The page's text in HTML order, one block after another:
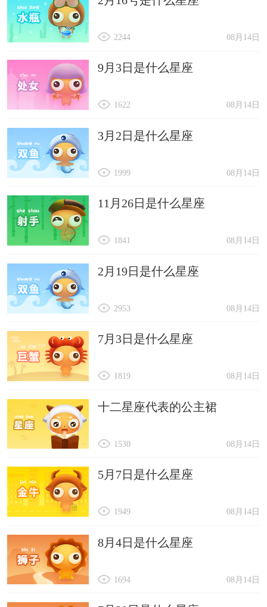
08月14日
2244
9月3日是什么星座
08月14日
1622
3月2日是什么星座
08月14日
1999
11月26日是什么星座
08月14日
1841
2月19日是什么星座
08月14日
2953
7月3日是什么星座
08月14日
1819
十二星座代表的公主裙
08月14日
1530
5月7日是什么星座
08月14日
1949
8月4日是什么星座
08月14日
1694